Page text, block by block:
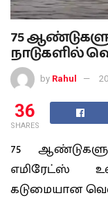
75
நாடுகளில்
by Rahul
36
SHARES
75
எமிரேட்ஸ்
கடுமையான